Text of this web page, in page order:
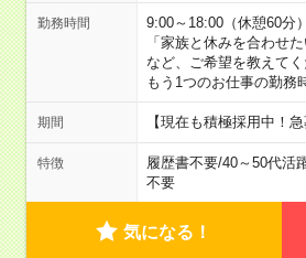
勤務時間
9:00～18:00（休憩60分
「家族と休みを合わせ
など、ご希望を教えて
もう1つのお仕事の勤務
期間 【現在も積極採用中！
特徴 履歴書不要/40～50代活
不要
気になる！